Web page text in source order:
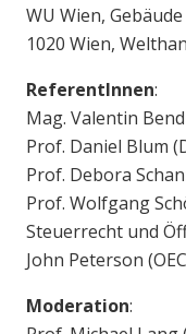
WU Wien,
1020 Wien,
ReferentInnen:
Mag. Valentin
Prof. Daniel Blum
Prof. Debora
Prof. Wolfgang
Steuerrecht und
John Peterson
Moderation: